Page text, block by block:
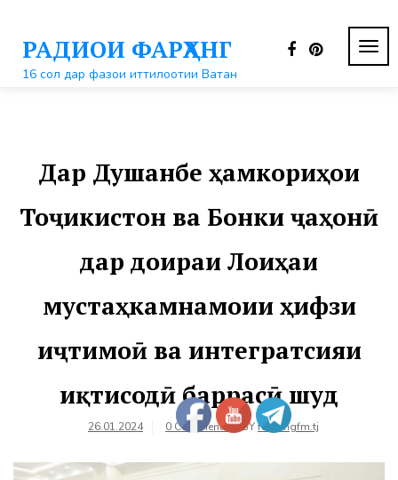
контентуРАДИОИ ФАРҲАНГ
16 сол дар фазои иттилоотии Ватан
Дар Душанбе ҳамкориҳои
Тоҷикистон ва Бонки ҷаҳонӣ
дар доираи Лоиҳаи
мустаҳкамнамоии ҳифзи
иҷтимоӣ ва интегратсияи
иқтисодӣ баррасӣ шуд
26.01.2024 0 Comments BYfarhangfm.tj